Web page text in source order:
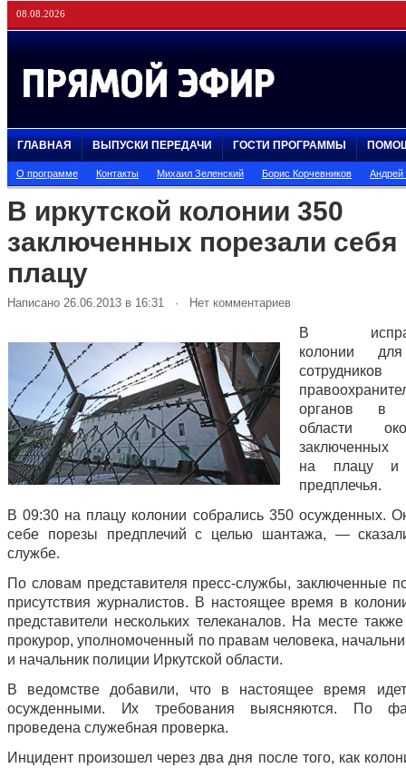
08.08.2026
ГЛАВНАЯ ВЫПУСКИ ПЕРЕДАЧИ ГОСТИ ПРОГРАММЫ
О программе Контакты Михаил Зеленский Борис Корчевников
В иркутской колонии 350
заключенных порезали себя
плацу
Написано 26.06.2013 в 16:31 · Нет комментариев
В
колонии
сотрудников
органов в
области
заключенных
на плацу и
предплечья.
В 09:30 на плацу колонии собрались 350 осужденных.
себе порезы предплечий с целью шантажа, —
службе.
По словам представителя пресс-службы, заключенные
присутствия журналистов. В настоящее время в
представители нескольких телеканалов. На месте
прокурор, уполномоченный по правам человека,
и начальник полиции Иркутской области.
В ведомстве добавили, что в настоящее время
осужденными. Их требования выясняются. По
проведена служебная проверка.
Инцидент произошел через два дня после того, как